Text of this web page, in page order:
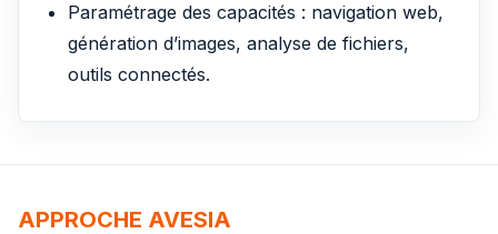
Paramétrage des capacités : navigation web,
génération d’images, analyse de fichiers,
outils connectés.
APPROCHE AVESIA